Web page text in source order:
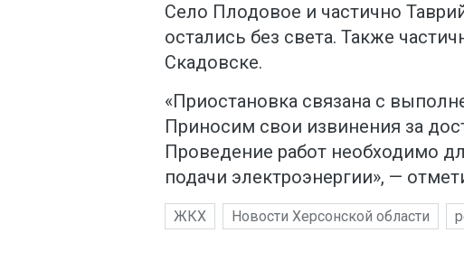
Село Плодовое и частично
остались без света. Также
Скадовске.
«Приостановка связана с
Приносим свои извинения за
Проведение работ необходимо
подачи электроэнергии», —
ЖКХ Новости Херсонской области